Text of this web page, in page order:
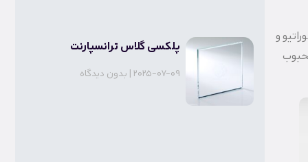
و
پلکسی گلاس ترانسپارنت
2025-07-09 بدون دیدگاه